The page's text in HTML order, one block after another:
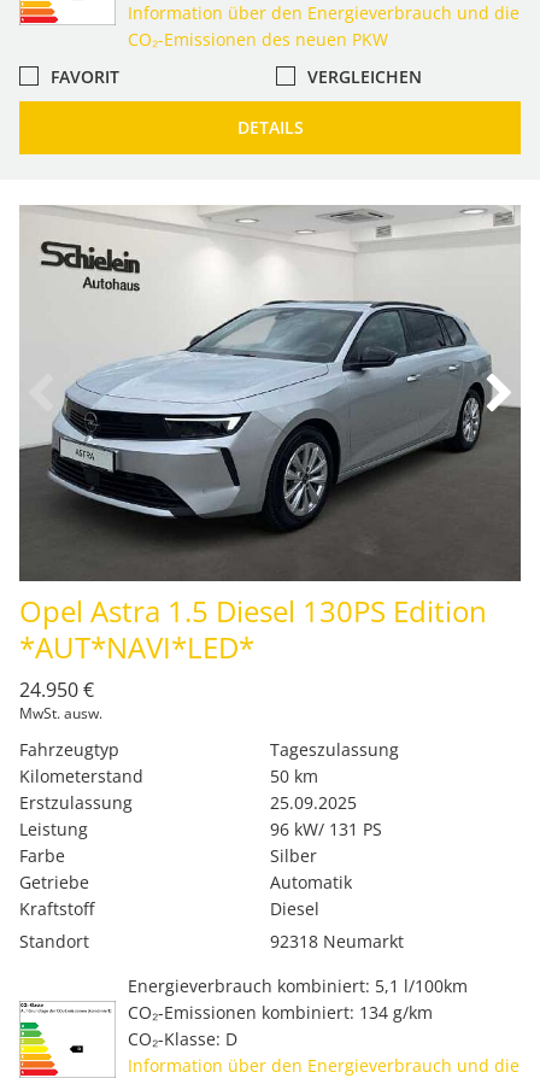
Information über den Energieverbrauch und die
CO₂-Emissionen des neuen PKW
FAVORIT
VERGLEICHEN
DETAILS
Opel Astra 1.5 Diesel 130PS Edition
*AUT*NAVI*LED*
24.950 €
MwSt. ausw.
Fahrzeugtyp
Tageszulassung
Kilometerstand
50 km
Erstzulassung
25.09.2025
Leistung
96 kW/ 131 PS
Farbe
Silber
Getriebe
Automatik
Kraftstoff
Diesel
Standort
92318 Neumarkt
Energieverbrauch kombiniert: 5,1 l/100km
CO₂-Emissionen kombiniert: 134 g/km
CO₂-Klasse: D
Information über den Energieverbrauch und die